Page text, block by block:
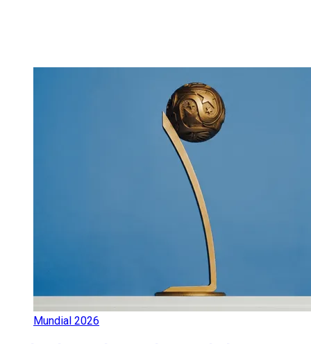
Mundial 2026